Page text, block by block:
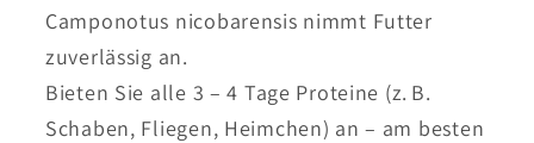
Camponotus nicobarensis nimmt Futter
zuverlässig an.
Bieten Sie alle 3 – 4 Tage Proteine (z. B.
Schaben, Fliegen, Heimchen) an – am besten